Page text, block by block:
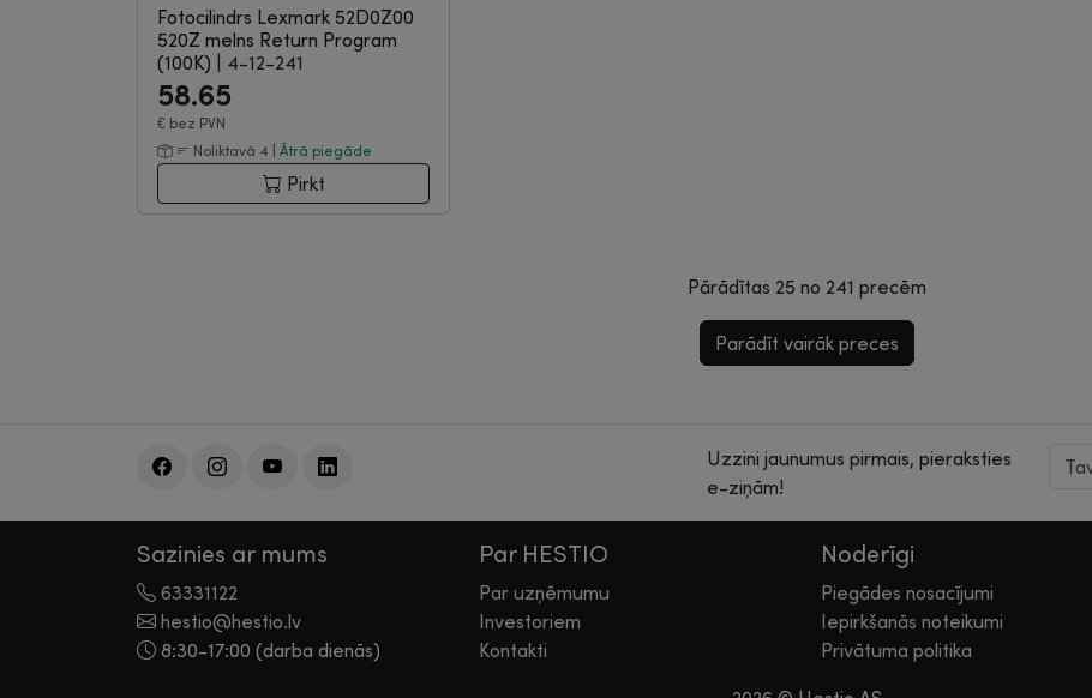
Fotocilindrs Lexmark 52D0Z00
520Z melns Return Program
(100K)
4-12-241
58.65
€ bez PVN
Noliktavā 4 | Ātrā piegāde
Pirkt
Pārādītas 25 no 241 precēm
Parādīt vairāk preces
Uzzini jaunumus pirmais, pieraksties
e-ziņām!
Sazinies ar mums
63331122
hestio@hestio.lv
8:30-17:00 (darba dienās)
Par HESTIO
Par uzņēmumu
Investoriem
Kontakti
Noderīgi
Piegādes nosacījumi
Iepirkšanās noteikumi
Privātuma politika